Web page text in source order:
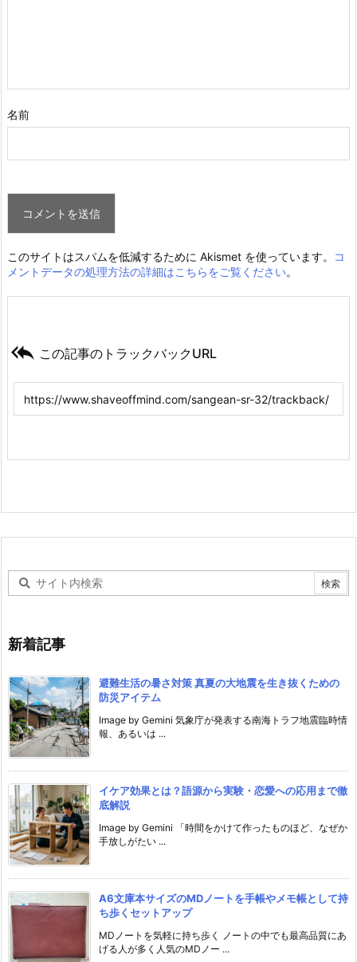
名前
このサイトはスパムを低減するために Akismet を使っています。
コ
メントデータの処理方法の詳細はこちらをご覧ください。
 この記事のトラックバックURL
新着記事
避難生活の暑さ対策 真夏の大地震を生き抜くための
防災アイテム
Image by Gemini 気象庁が発表する南海トラフ地震臨時情
報、あるいは ...
イケア効果とは？語源から実験・恋愛への応用まで徹
底解説
Image by Gemini 「時間をかけて作ったものほど、なぜか
手放しがたい ...
A6文庫本サイズのMDノートを手帳やメモ帳として持
ち歩くセットアップ
MDノートを気軽に持ち歩く ノートの中でも最高品質にあ
げる人が多く人気のMDノー ...